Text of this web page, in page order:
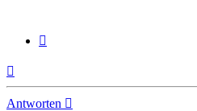
Antworten